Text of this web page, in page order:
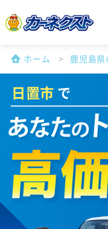
ホーム 鹿児島
日置市 で